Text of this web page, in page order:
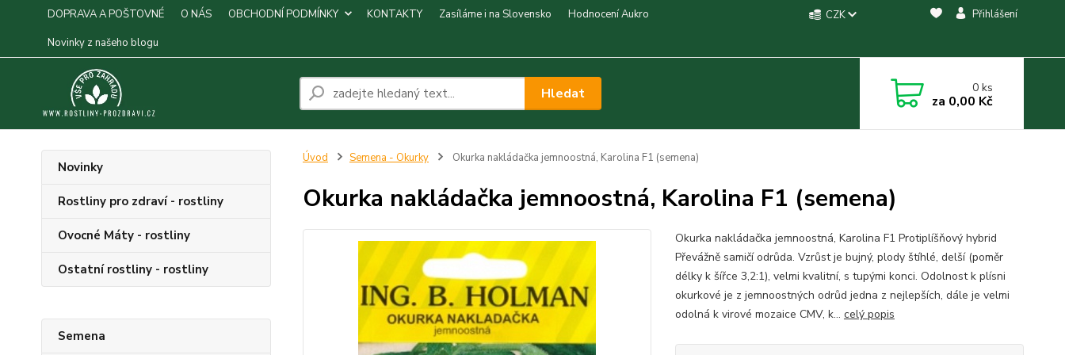
DOPRAVA A POŠTOVNÉ O NÁS OBCHODNÍ PODMÍNKY KONTAKTY Zasíláme i na Slovensko
Hodnocení Aukro
Novinky z našeho blogu
CZK Přihlášení
Hledat 0ks
za 0,00 Kč
Novinky
Rostliny pro zdraví - rostliny
Ovocné Máty - rostliny
Ostatní rostliny - rostliny
Semena
Úvod Semena - Okurky Okurka nakládačka jemnoostná, Karolina F1 (semena)
Okurka nakládačka jemnoostná, Karolina F1 (semena)
Okurka nakládačka jemnoostná, Karolina F1 Protiplíšňový hybrid
Převážně samičí odrůda. Vzrůst je bujný, plody štíhlé, delší (poměr
délky k šířce 3,2:1), velmi kvalitní, s tupými konci. Odolnost k plísni
okurkové je z jemnoostných odrůd jedna z nejlepších, dále je velmi
odolná k virové mozaice CMV, k... celý popis